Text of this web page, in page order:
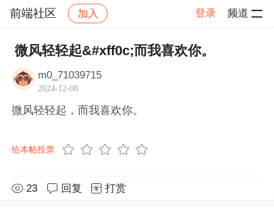
前端社区 加入 登录 频道
社区 前端社区 感慨 帖子详情
微风轻轻起&#xff0c;而我喜欢你。
m0_71039715
2024-12-08
微风轻轻起，而我喜欢你。
给本帖投票
23 回复 打赏